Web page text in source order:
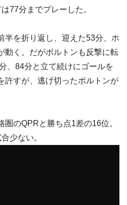
77分までプレーした。
半を折り返し、迎えた53分、ホ
動く。だがボルトンも反撃に転
、84分と立て続けにゴールを
許すが、逃げ切ったボルトンが
圏のQPRと勝ち点1差の16位。
少ない。